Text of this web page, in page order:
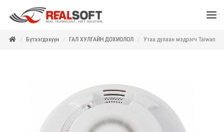
Бүтээгдэхүүн ГАЛ ХУЛГАЙН ДОХИОЛОЛ Утаа дулаан мэдрэгч Taiwan